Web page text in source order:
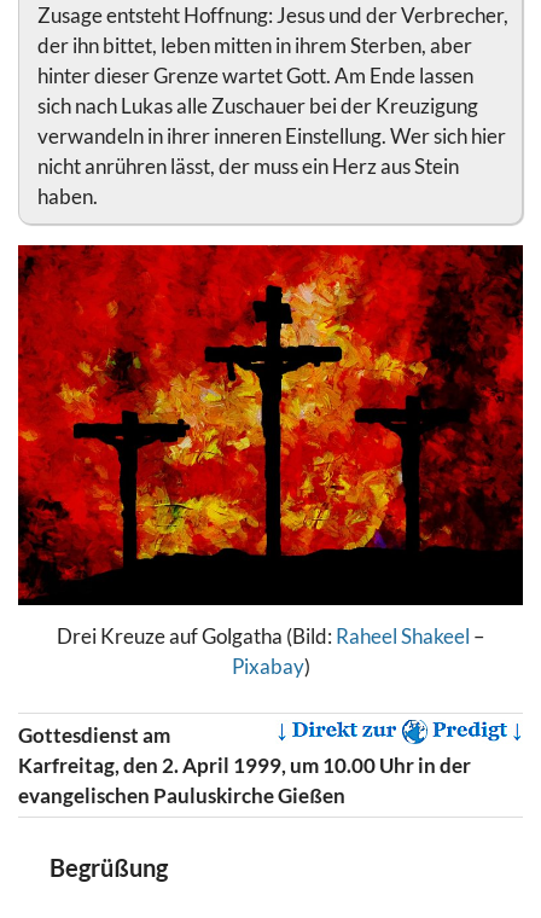
Zusage entsteht Hoffnung: Jesus und der Verbrecher,
der ihn bittet, leben mitten in ihrem Sterben, aber
hinter dieser Grenze wartet Gott. Am Ende lassen
sich nach Lukas alle Zuschauer bei der Kreuzigung
verwandeln in ihrer inneren Einstellung. Wer sich hier
nicht anrühren lässt, der muss ein Herz aus Stein
haben.
Drei Kreuze auf Golgatha (Bild: Raheel Shakeel –
Pixabay)
Gottesdienst am
Karfreitag, den 2. April 1999, um 10.00 Uhr in der
evangelischen Pauluskirche Gießen
Begrüßung